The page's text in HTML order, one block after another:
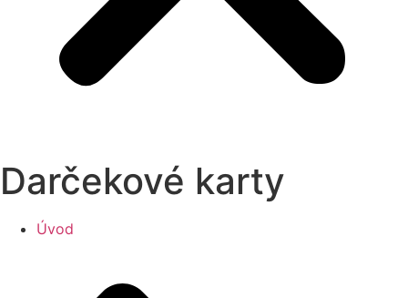
Darčekové karty
Úvod